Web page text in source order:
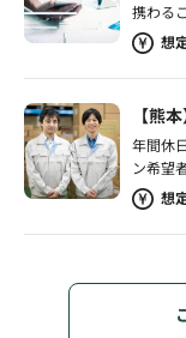
携わる
想
【熊
年間休
ン希望
想